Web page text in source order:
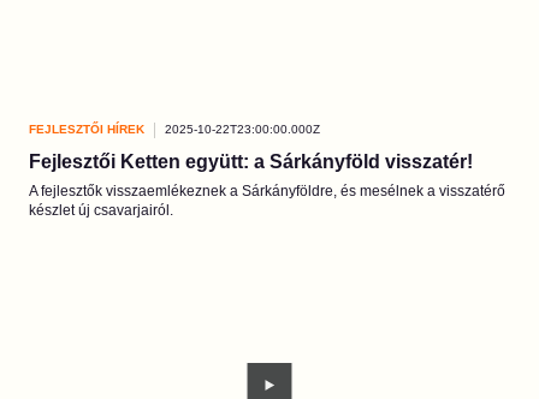
FEJLESZTŐI HÍREK 2025-10-22T23:00:00.000Z
Fejlesztői Ketten együtt: a Sárkányföld visszatér!
A fejlesztők visszaemlékeznek a Sárkányföldre, és mesélnek a visszatérő
készlet új csavarjairól.